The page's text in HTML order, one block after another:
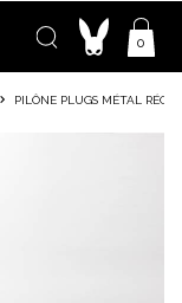
0
PILÔNE PLUGS MÉTAL